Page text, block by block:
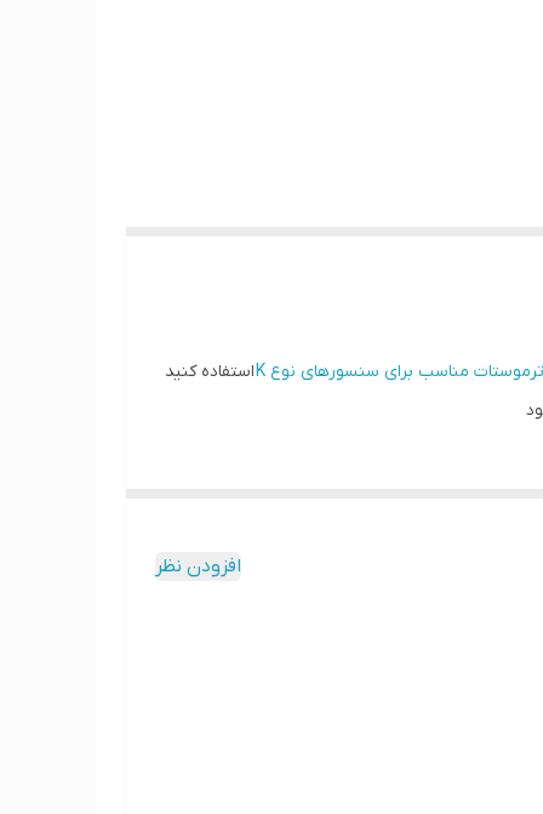
ترموستات مناسب برای سنسورهای نوع K
استفاده کنید
افزودن نظر